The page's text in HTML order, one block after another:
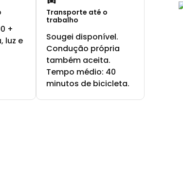
+
luz e
Transporte até o
trabalho
Sougei disponível.
Condução própria
também aceita.
Tempo médio: 40
minutos de bicicleta.